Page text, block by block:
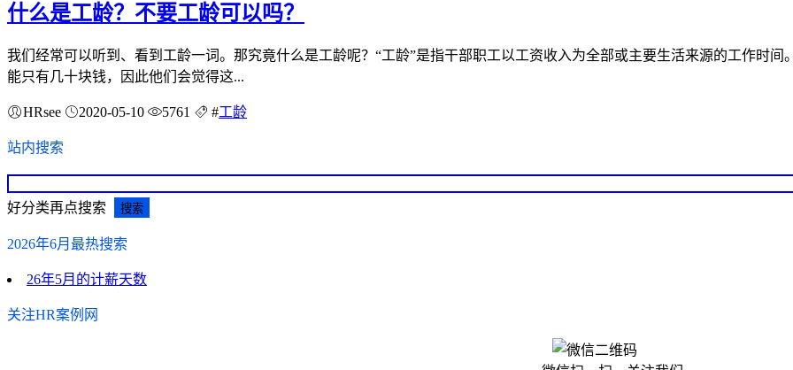
什么是工龄？不要工龄可以吗？
我们经常可以听到、看到工龄一词。那究竟什么是工龄呢？“工龄”是指干部职工以工资收入为全部或主要生活来源的工作时
能只有几十块钱，因此他们会觉得这...
HRsee 2020-05-10 5761 #工龄
站内搜索
好分类再点搜索
2026年6月最热搜索
26年5月的计薪天数
关注HR案例网